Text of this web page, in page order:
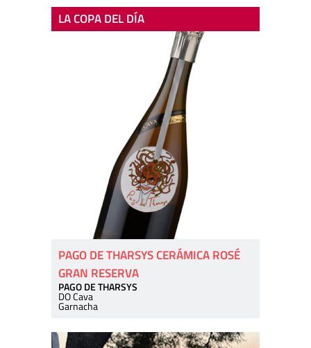
LA COPA DEL DÍA
PAGO DE THARSYS CERÁMICA ROSÉ
GRAN RESERVA
PAGO DE THARSYS
DO Cava
Garnacha